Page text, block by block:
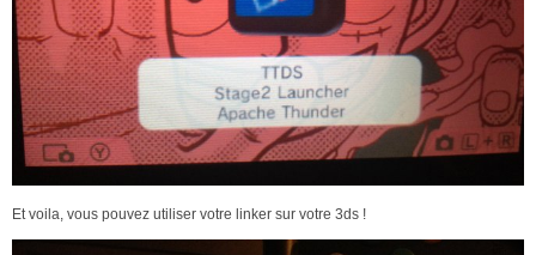
Et voila, vous pouvez utiliser votre linker sur votre 3ds !